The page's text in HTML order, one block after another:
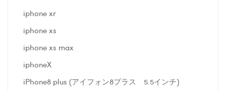
iphone xr
iphone xs
iphone xs max
iphoneX
iPhone8 plus (アイフォン8プラス 5.5インチ)